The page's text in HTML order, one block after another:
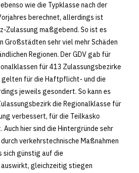
wie die Typklasse nach der
berechnet, allerdings ist
Zulassung maßgebend. So ist es
Großstädten sehr viel mehr Schäden
Regionen. Der GDV gab für
für 413 Zulassungsbezirke
gelten für die Haftpflicht- und die
jeweils gesondert. So kann es
die Regionalklasse für
verbessert, für die Teilkasko
hier sind die Hintergründe sehr
verkehrstechnische Maßnahmen
sich günstig auf die
gleichzeitig stiegen